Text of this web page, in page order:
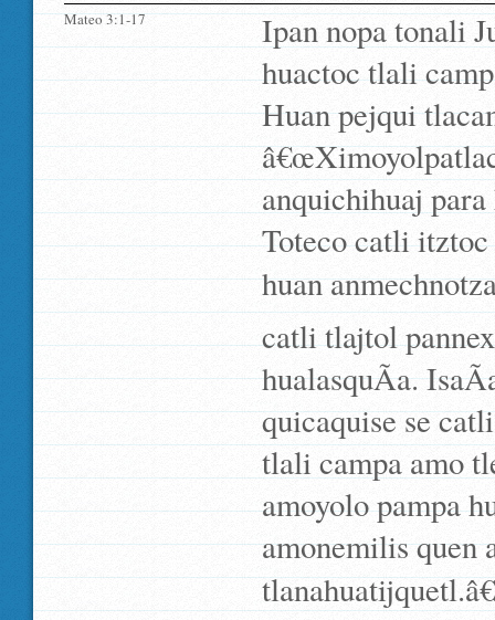
Mateo 3:1-17
Ipan nopa tonali
huactoc tlali
Huan pejqui
anquichihuaj
Toteco catli
huan
catli tlajtol
hualasquÃ­a.
quicaquise se
tlali campa amo
amoyolo pampa
amonemilis quen